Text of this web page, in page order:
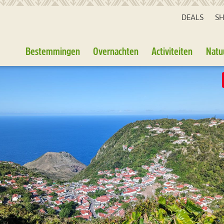
DEALS
Bestemmingen Overnachten Activiteiten